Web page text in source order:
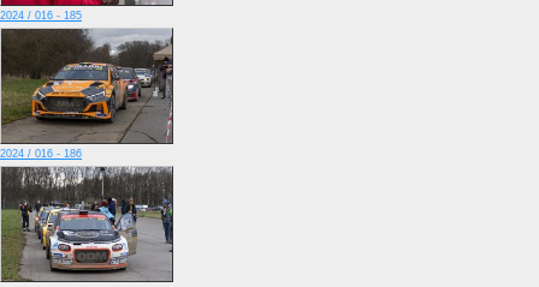
2024 / 016 - 185
2024 / 016 - 186